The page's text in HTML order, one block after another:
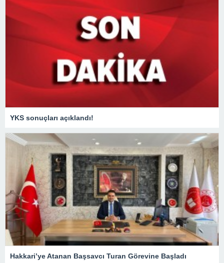
YKS sonuçları açıklandı!
Hakkari’ye Atanan Başsavcı Turan Görevine Başladı